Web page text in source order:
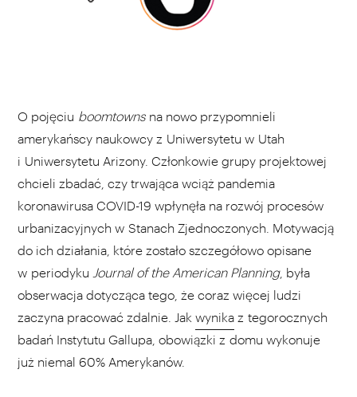
O pojęciu boomtowns na nowo przypomnieli
amerykańscy naukowcy z Uniwersytetu w Utah
i Uniwersytetu Arizony. Członkowie grupy projektowej
chcieli zbadać, czy trwająca wciąż pandemia
koronawirusa COVID-19 wpłynęła na rozwój procesów
urbanizacyjnych w Stanach Zjednoczonych. Motywacją
do ich działania, które zostało szczegółowo opisane
w periodyku Journal of the American Planning, była
obserwacja dotycząca tego, że coraz więcej ludzi
zaczyna pracować zdalnie. Jak wynika z tegorocznych
badań Instytutu Gallupa, obowiązki z domu wykonuje
już niemal 60% Amerykanów.